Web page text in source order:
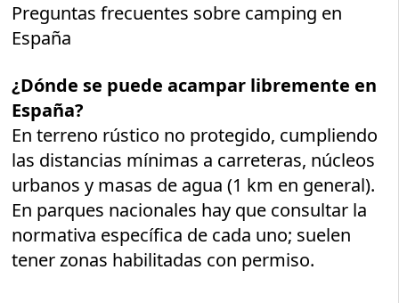
Preguntas frecuentes sobre camping en
España
¿Dónde se puede acampar libremente en
España?
En terreno rústico no protegido, cumpliendo
las distancias mínimas a carreteras, núcleos
urbanos y masas de agua (1 km en general).
En parques nacionales hay que consultar la
normativa específica de cada uno; suelen
tener zonas habilitadas con permiso.